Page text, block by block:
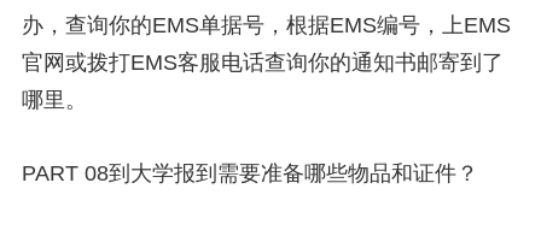
办，查询你的EMS单据号，根据EMS编号，上EMS
官网或拨打EMS客服电话查询你的通知书邮寄到了
哪里。
PART 08到大学报到需要准备哪些物品和证件？